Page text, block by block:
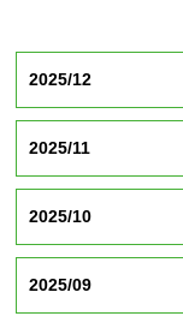
2025/12
2025/11
2025/10
2025/09